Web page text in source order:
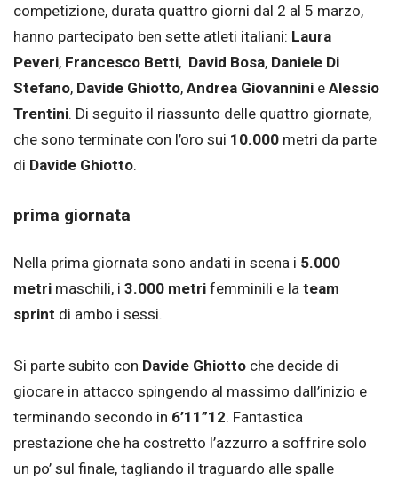
competizione, durata quattro giorni dal 2 al 5 marzo,
hanno partecipato ben sette atleti italiani: Laura
Peveri, Francesco Betti, David Bosa, Daniele Di
Stefano, Davide Ghiotto, Andrea Giovannini e Alessio
Trentini. Di seguito il riassunto delle quattro giornate,
che sono terminate con l’oro sui 10.000 metri da parte
di Davide Ghiotto.
prima giornata
Nella prima giornata sono andati in scena i 5.000
metri maschili, i 3.000 metri femminili e la team
sprint di ambo i sessi.
Si parte subito con Davide Ghiotto che decide di
giocare in attacco spingendo al massimo dall’inizio e
terminando secondo in 6’11”12. Fantastica
prestazione che ha costretto l’azzurro a soffrire solo
un po’ sul finale, tagliando il traguardo alle spalle